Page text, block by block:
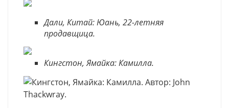
Дали, Китай: Юань, 22-летняя
продавщица.
Кингстон, Ямайка: Камилла.